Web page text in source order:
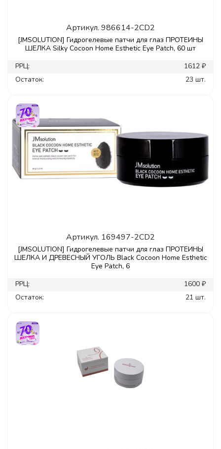
Артикул. 986614-2CD2
[JMSOLUTION] Гидрогелевые патчи для глаз ПРОТЕИНЫ
ШЕЛКА Silky Cocoon Home Esthetic Eye Patch, 60 шт
РРЦ:
1612 ₽
Остаток:
23 шт.
Артикул. 169497-2CD2
[JMSOLUTION] Гидрогелевые патчи для глаз ПРОТЕИНЫ
ШЕЛКА И ДРЕВЕСНЫЙ УГОЛЬ Black Cocoon Home Esthetic
Eye Patch, 6
РРЦ:
1600 ₽
Остаток:
21 шт.